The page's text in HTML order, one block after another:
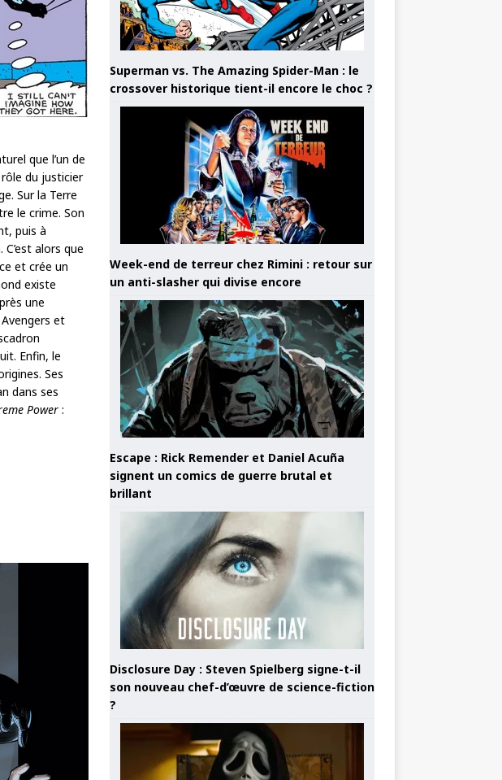
que l’un de
du justicier
Sur la Terre
le crime. Son
puis à
alors que
et crée un
existe
une
et
Enfin, le
Ses
dans ses
Power :
Superman vs. The Amazing Spider-Man : le
crossover historique tient-il encore le choc ?
Week-end de terreur chez Rimini : retour sur
un anti-slasher qui divise encore
Escape : Rick Remender et Daniel Acuña
signent un comics de guerre brutal et
brillant
Disclosure Day : Steven Spielberg signe-t-il
son nouveau chef-d’œuvre de science-fiction
?